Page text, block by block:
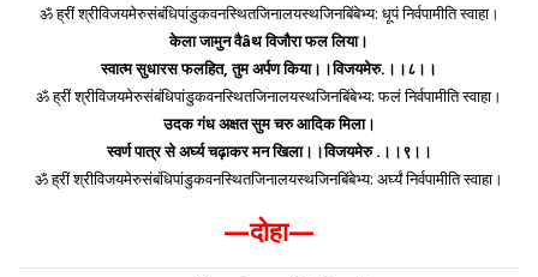
ॐ ह्रीं श्रीविजयमेरुसंबंधिपांडुकवनस्थितजिनालयस्थजिनबिंबेभ्य: धूपं निर्वपामीति स्वाहा।
केला जामुन वैâथ विजौरा फल लिया।
स्वात्म सुधारस फलहित, तुम अर्पण किया।।विजयमेरु.।।८।।
ॐ ह्रीं श्रीविजयमेरुसंबंधिपांडुकवनस्थितजिनालयस्थजिनबिंबेभ्य: फलं निर्वपामीति स्वाहा।
उदक गंध अक्षत सुम चरु आदिक मिला।
स्वर्ण पात्र से अर्घ्य चढ़ाकर मन खिला।।विजयमेरु .।।९।।
ॐ ह्रीं श्रीविजयमेरुसंबंधिपांडुकवनस्थितजिनालयस्थजिनबिंबेभ्य: अर्घ्यं निर्वपामीति स्वाहा।
—दोहा—